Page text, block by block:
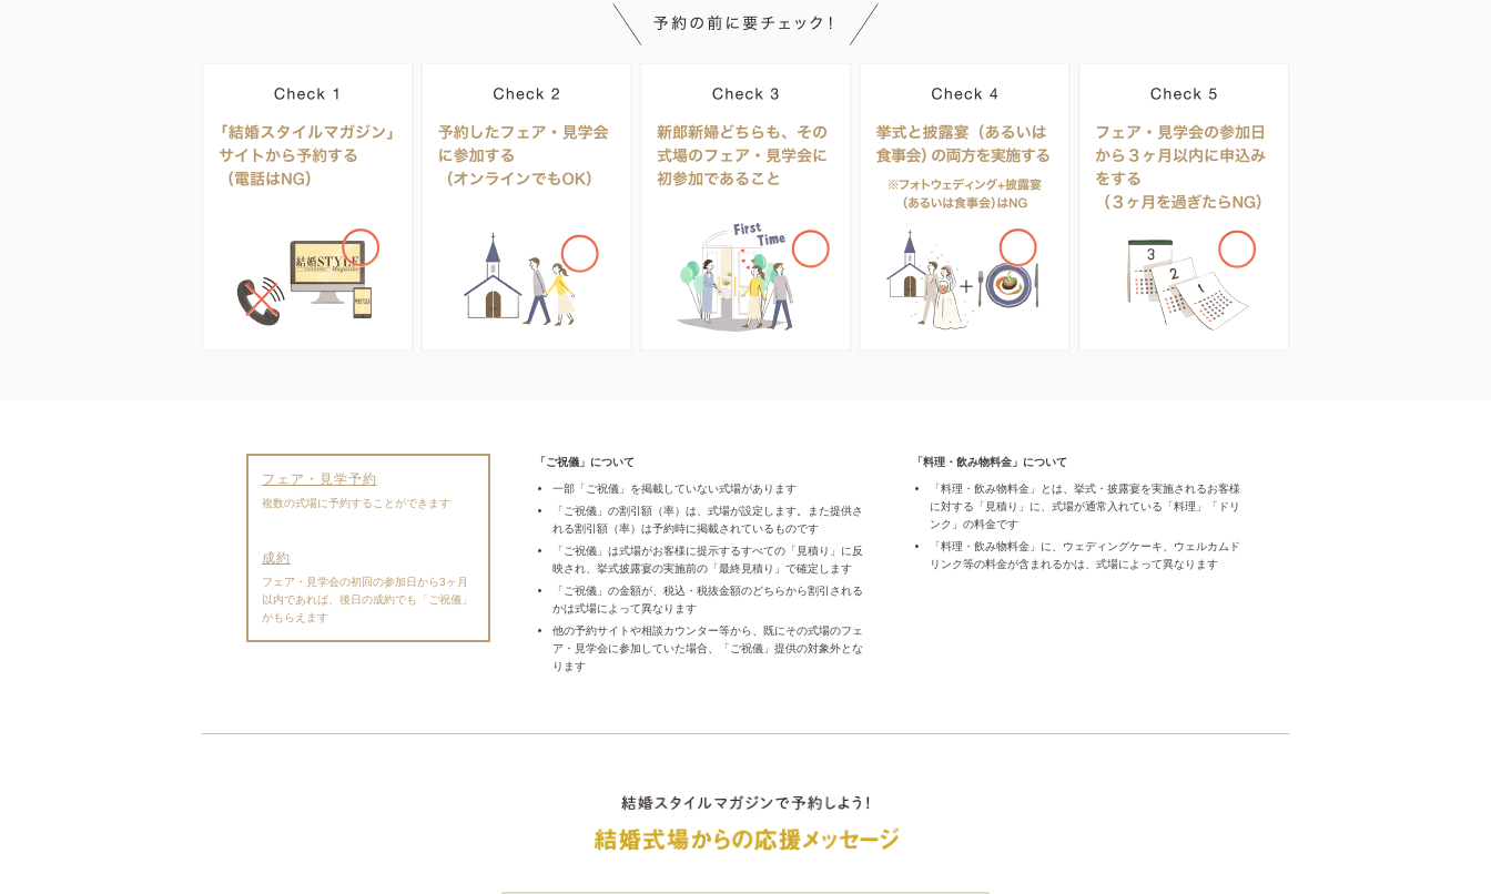
フェア・見学予約
複数の式場に予約することができます
成約
フェア・見学会の初回の参加日から3ヶ月
以内であれば、後日の成約でも「ご祝儀」
がもらえます
「ご祝儀」について
一部「ご祝儀」を掲載していない式場があります
「ご祝儀」の割引額（率）は、式場が設定します。また提供さ
れる割引額（率）は予約時に掲載されているものです
「ご祝儀」は式場がお客様に提示するすべての「見積り」に反
映され、挙式披露宴の実施前の「最終見積り」で確定します
「ご祝儀」の金額が、税込・税抜金額のどちらから割引される
かは式場によって異なります
他の予約サイトや相談カウンター等から、既にその式場のフェ
ア・見学会に参加していた場合、「ご祝儀」提供の対象外とな
ります
「料理・飲み物料金」について
「料理・飲み物料金」とは、挙式・披露宴を実施されるお客様
に対する「見積り」に、式場が通常入れている「料理」「ドリ
ンク」の料金です
「料理・飲み物料金」に、ウェディングケーキ、ウェルカムド
リンク等の料金が含まれるかは、式場によって異なります